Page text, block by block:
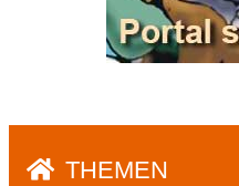
THEMEN